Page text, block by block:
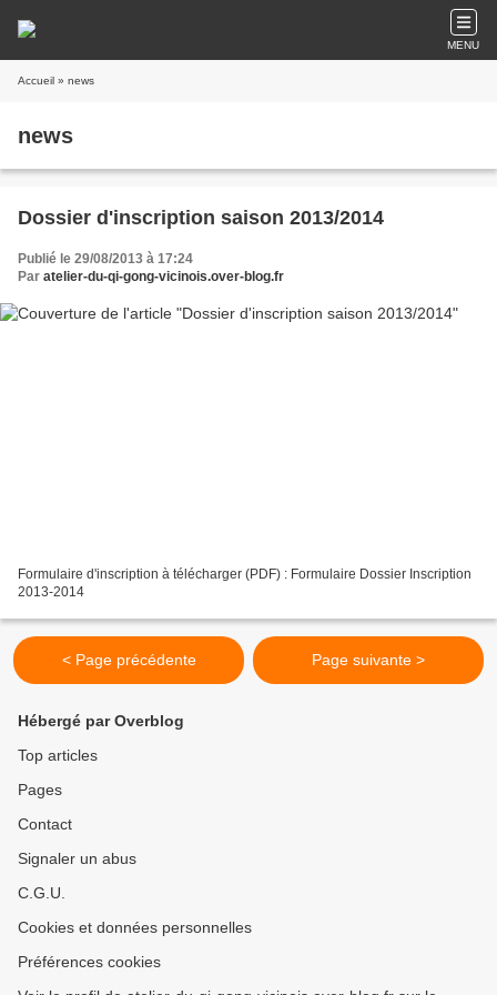
MENU
Accueil » news
news
Dossier d'inscription saison 2013/2014
Publié le 29/08/2013 à 17:24
Par atelier-du-qi-gong-vicinois.over-blog.fr
Formulaire d'inscription à télécharger (PDF) : Formulaire Dossier Inscription
2013-2014
< Page précédente Page suivante >
Hébergé par Overblog
Top articles
Pages
Contact
Signaler un abus
C.G.U.
Cookies et données personnelles
Préférences cookies